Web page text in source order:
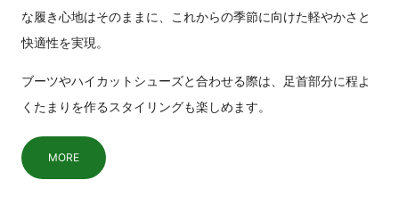
な履き心地はそのままに、これからの季節に向けた軽やかさと
快適性を実現。
ブーツやハイカットシューズと合わせる際は、足首部分に程よ
くたまりを作るスタイリングも楽しめます。
MORE